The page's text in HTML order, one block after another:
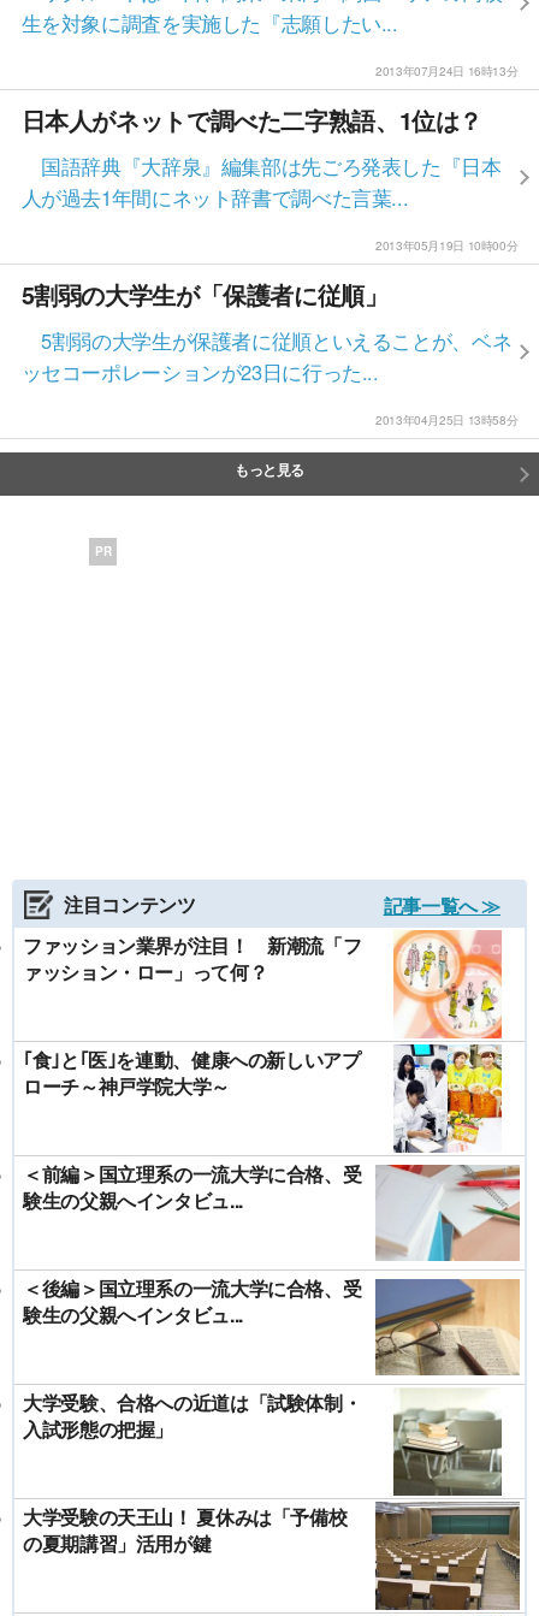
生を対象に調査を実施した『志願したい...
2013年07月24日 16時13分
日本人がネットで調べた二字熟語、1位は？
国語辞典『大辞泉』編集部は先ごろ発表した『日本
人が過去1年間にネット辞書で調べた言葉...
2013年05月19日 10時00分
5割弱の大学生が「保護者に従順」
5割弱の大学生が保護者に従順といえることが、ベネ
ッセコーポレーションが23日に行った...
2013年04月25日 13時58分
もっと見る
PR
注目コンテンツ
記事一覧へ ≫
ファッション業界が注目！ 新潮流「フ
ァッション・ロー」って何？
｢食｣と｢医｣を連動、健康への新しいアプ
ローチ～神戸学院大学～
＜前編＞国立理系の一流大学に合格、受
験生の父親へインタビュ...
＜後編＞国立理系の一流大学に合格、受
験生の父親へインタビュ...
大学受験、合格への近道は「試験体制・
入試形態の把握」
大学受験の天王山！ 夏休みは「予備校
の夏期講習」活用が鍵